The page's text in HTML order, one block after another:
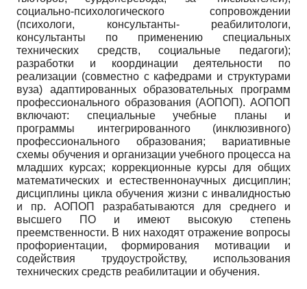
социально-психологического сопровождении
(психологи, консультанты- реабилитологи,
консультанты по применению специальных
технических средств, социальные педагоги);
разработки и координации деятельности по
реализации (совместно с кафедрами и структурами
вуза) адаптированных образовательных программ
профессионального образования (АОПОП). АОПОП
включают: специальные учебные планы и
программы интегрированного (инклюзивного)
профессионального образования; вариативные
схемы обучения и организации учебного процесса на
младших курсах; коррекционные курсы для общих
математических и естественнонаучных дисциплин;
дисциплины цикла обучения жизни с инвалидностью
и пр. АОПОП разрабатываются для среднего и
высшего ПО и имеют высокую степень
преемственности. В них находят отражение вопросы
профориентации, формирования мотивации и
содействия трудоустройству, использования
технических средств реабилитации и обучения.